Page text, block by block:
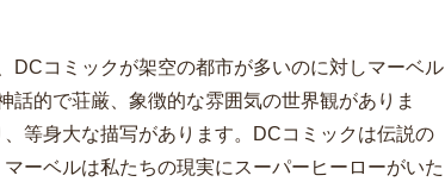
DCコミックが架空の都市が多いのに対しマーベル
的で荘厳、象徴的な雰囲気の世界観がありま
等身大な描写があります。DCコミックは伝説の
ーベルは私たちの現実にスーパーヒーローがいた